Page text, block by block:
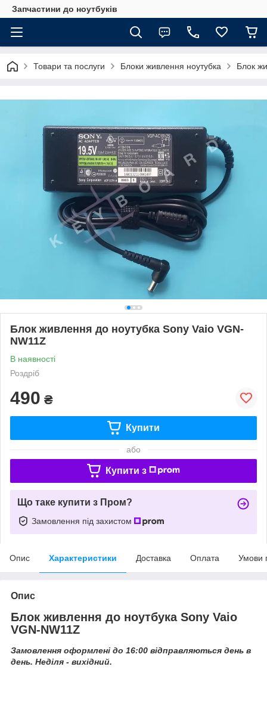
Запчастини до ноутбуків
Товари та послуги Блоки живлення ноутубка Блок
Блок живлення до ноутубка Sony Vaio VGN-
NW11Z
В наявності
Роздріб
490 ₴
Купити
або
Купити з
Що таке купити з Пром?
Замовлення під захистом
Опис Характеристики Доставка Оплата Умови
Опис
Блок живлення до ноутбука Sony Vaio
VGN-NW11Z
Замовлення оформлені до 16:00 відправляються день в
день. Неділя - вихідний.